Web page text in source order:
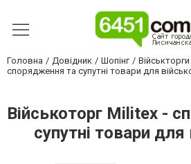
Головна Довідник Шопінг Військторги
спорядження та супутні товари для
Військоторг Militex -
супутні товари для